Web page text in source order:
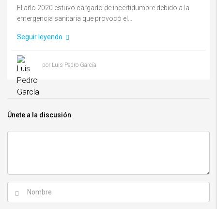
El año 2020 estuvo cargado de incertidumbre debido a la
emergencia sanitaria que provocó el...
Seguir leyendo
por Luis Pedro García
Únete a la discusión